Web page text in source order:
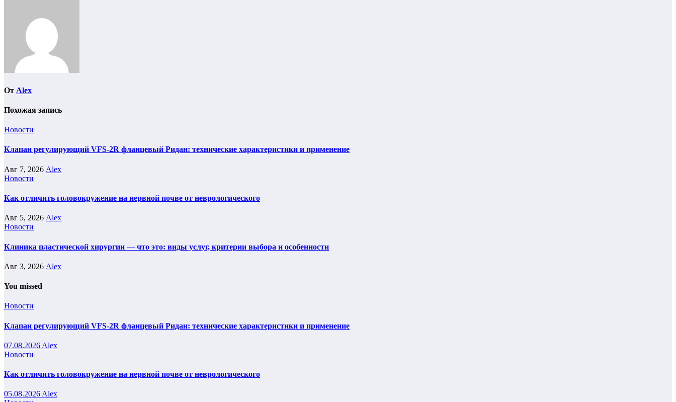
От Alex
Похожая запись
Новости
Клапан регулирующий VFS-2R фланцевый Ридан: технические характеристики и применение
Авг 7, 2026 Alex
Новости
Как отличить головокружение на нервной почве от неврологического
Авг 5, 2026 Alex
Новости
Клиника пластической хирургии — что это: виды услуг, критерии выбора и особенности
Авг 3, 2026 Alex
You missed
Новости
Клапан регулирующий VFS-2R фланцевый Ридан: технические характеристики и применение
07.08.2026 Alex
Новости
Как отличить головокружение на нервной почве от неврологического
05.08.2026 Alex